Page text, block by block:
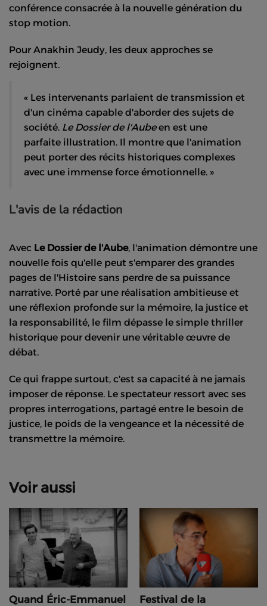
conférence consacrée à la nouvelle génération du
stop motion.
Pour Anakhin Jeudy, les deux approches se
rejoignent.
« Les intervenants parlaient de transmission et
d'un cinéma capable d'aborder des sujets de
société. Le Dossier de l'Aubeen est une
parfaite illustration. Il montre que l'animation
peut porter des récits historiques complexes
avec une immense force émotionnelle. »
L'avis de la rédaction
Avec Le Dossier de l'Aube, l'animation démontre une
nouvelle fois qu'elle peut s'emparer des grandes
pages de l'Histoire sans perdre de sa puissance
narrative. Porté par une réalisation ambitieuse et
une réflexion profonde sur la mémoire, la justice et
la responsabilité, le film dépasse le simple thriller
historique pour devenir une véritable œuvre de
débat.
Ce qui frappe surtout, c'est sa capacité à ne jamais
imposer de réponse. Le spectateur ressort avec ses
propres interrogations, partagé entre le besoin de
justice, le poids de la vengeance et la nécessité de
transmettre la mémoire.
Voir aussi
Quand Éric-Emmanuel
Festival de la